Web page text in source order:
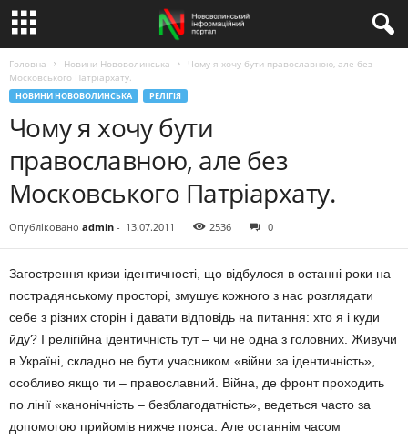
Головна Новини Нововолинська
Чому я хочу бути православною, але без
Московського Патріархату.
НОВИНИ НОВОВОЛИНСЬКА РЕЛІГІЯ
Чому я хочу бути
православною, але без
Московського Патріархату.
Опубліковано admin - 13.07.2011 2536 0
Загострення кризи ідентичності, що відбулося в останні роки на
пострадянському просторі, змушує кожного з нас розглядати
себе з різних сторін і давати відповідь на питання: хто я і куди
йду? І релігійна ідентичність тут – чи не одна з головних. Живучи
в Україні, складно не бути учасником «війни за ідентичність»,
особливо якщо ти – православний. Війна, де фронт проходить
по лінії «канонічність – безблагодатність», ведеться часто за
допомогою прийомів нижче пояса. Але останнім часом